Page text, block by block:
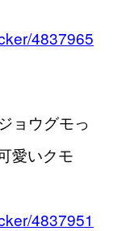
4837965
ョウグモっ
愛いクモ
4837951